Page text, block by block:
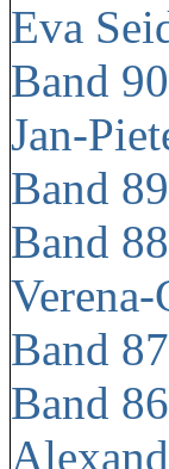
Eva
Band
Jan-
Band
Band
Band
Band